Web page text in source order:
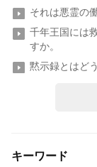
それは悪霊の
千年王国には
すか。
黙示録とはど
キーワード